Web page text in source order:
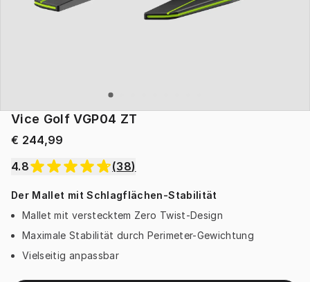
Vice Golf VGP04 ZT
€ 244,99
4.8
(38)
Der Mallet mit Schlagflächen-Stabilität
Mallet mit verstecktem Zero Twist-Design
Maximale Stabilität durch Perimeter-Gewichtung
Vielseitig anpassbar